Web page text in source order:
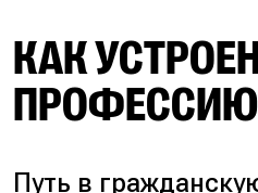
КАК
Путь в